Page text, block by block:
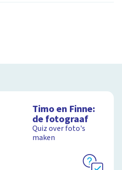
Timo en Finne:
de fotograaf
Quiz over foto's
maken